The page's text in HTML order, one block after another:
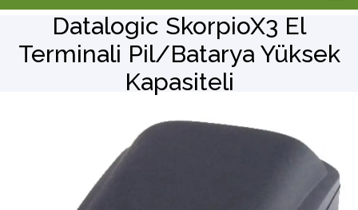
Barkod Yazıcı
Barkod Okuyucu
Datalogic SkorpioX3 El
Terminali Pil/Batarya Yüksek
Kapasiteli